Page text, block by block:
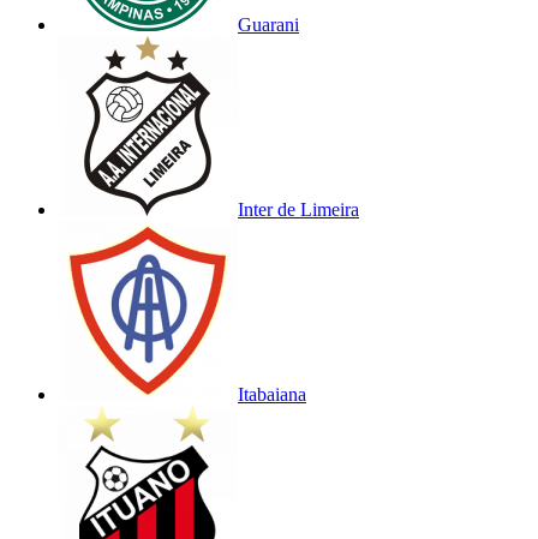
Guarani
Inter de Limeira
Itabaiana